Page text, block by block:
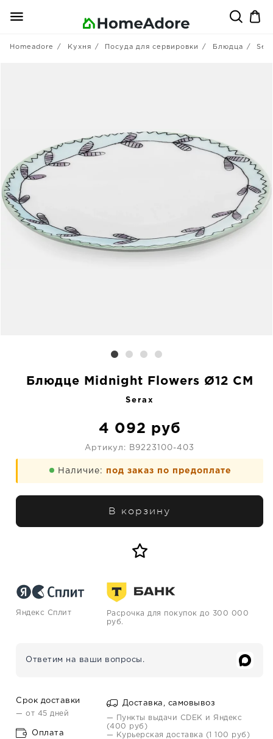
Homeadore Кухня Посуда для сервировки Блюдца
Блюдце Midnight Flowers Ø12 CM
Serax
4 092 руб
Артикул: B9223100-403
Наличие: под заказ по предоплате
В корзину
Яндекс Сплит
Расрочка для покупок до 300 000
руб.
Ответим на ваши вопросы.
Срок доставки
— от 45 дней
Оплата
Доставка, самовывоз
— Пункты выдачи CDEK и Яндекс
(400 руб)
— Курьерская доставка (1 100 руб)